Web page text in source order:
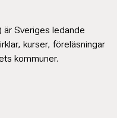
är Sveriges ledande
kurser, föreläsningar
kommuner.